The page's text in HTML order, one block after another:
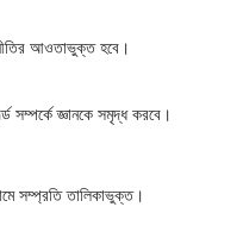
নীতির আওতাভুক্ত হবে।
সম্পর্কে জ্ঞানকে সমৃদ্ধ করবে।
সম্প্রতি তালিকাভুক্ত।